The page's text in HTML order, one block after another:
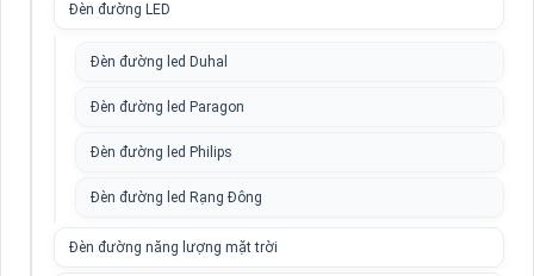
Đèn đường LED
Đèn đường led Duhal
Đèn đường led Paragon
Đèn đường led Philips
Đèn đường led Rạng Đông
Đèn đường năng lượng mặt trời